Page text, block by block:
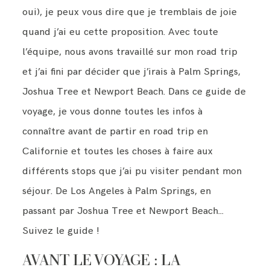
oui), je peux vous dire que je tremblais de joie
quand j’ai eu cette proposition. Avec toute
l’équipe, nous avons travaillé sur mon road trip
et j’ai fini par décider que j’irais à Palm Springs,
Joshua Tree et Newport Beach. Dans ce guide de
voyage, je vous donne toutes les infos à
connaître avant de partir en road trip en
Californie et toutes les choses à faire aux
différents stops que j’ai pu visiter pendant mon
séjour. De Los Angeles à Palm Springs, en
passant par Joshua Tree et Newport Beach…
Suivez le guide !
AVANT LE VOYAGE : LA